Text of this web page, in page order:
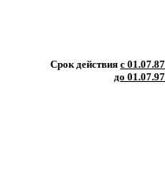
Срок действия с 01.07.87
до 01.07.97